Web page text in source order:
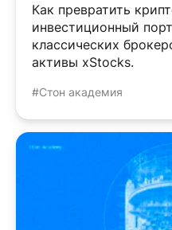
Как превратить
инвестиционный
классических
активы xStocks.
#Стон академия